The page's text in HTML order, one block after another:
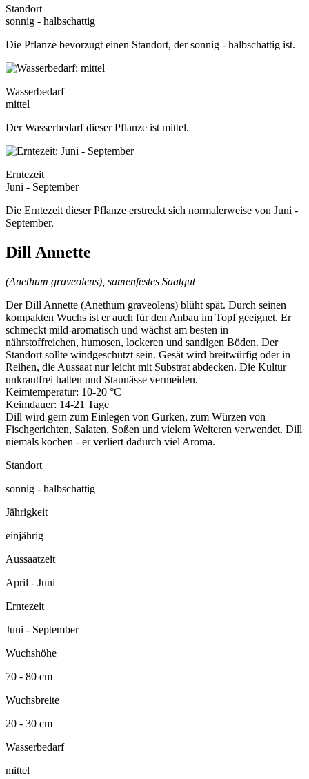
Standort
sonnig - halbschattig
Die Pflanze bevorzugt einen Standort, der sonnig - halbschattig ist.
Wasserbedarf
mittel
Der Wasserbedarf dieser Pflanze ist mittel.
Erntezeit
Juni - September
Die Erntezeit dieser Pflanze erstreckt sich normalerweise von Juni -
September.
Dill Annette
(Anethum graveolens), samenfestes Saatgut
Der Dill Annette (Anethum graveolens) blüht spät. Durch seinen
kompakten Wuchs ist er auch für den Anbau im Topf geeignet. Er
schmeckt mild-aromatisch und wächst am besten in
nährstoffreichen, humosen, lockeren und sandigen Böden. Der
Standort sollte windgeschützt sein. Gesät wird breitwürfig oder in
Reihen, die Aussaat nur leicht mit Substrat abdecken. Die Kultur
unkrautfrei halten und Staunässe vermeiden.
Keimtemperatur: 10-20 °C
Keimdauer: 14-21 Tage
Dill wird gern zum Einlegen von Gurken, zum Würzen von
Fischgerichten, Salaten, Soßen und vielem Weiteren verwendet. Dill
niemals kochen - er verliert dadurch viel Aroma.
Standort
sonnig - halbschattig
Jährigkeit
einjährig
Aussaatzeit
April - Juni
Erntezeit
Juni - September
Wuchshöhe
70 - 80 cm
Wuchsbreite
20 - 30 cm
Wasserbedarf
mittel